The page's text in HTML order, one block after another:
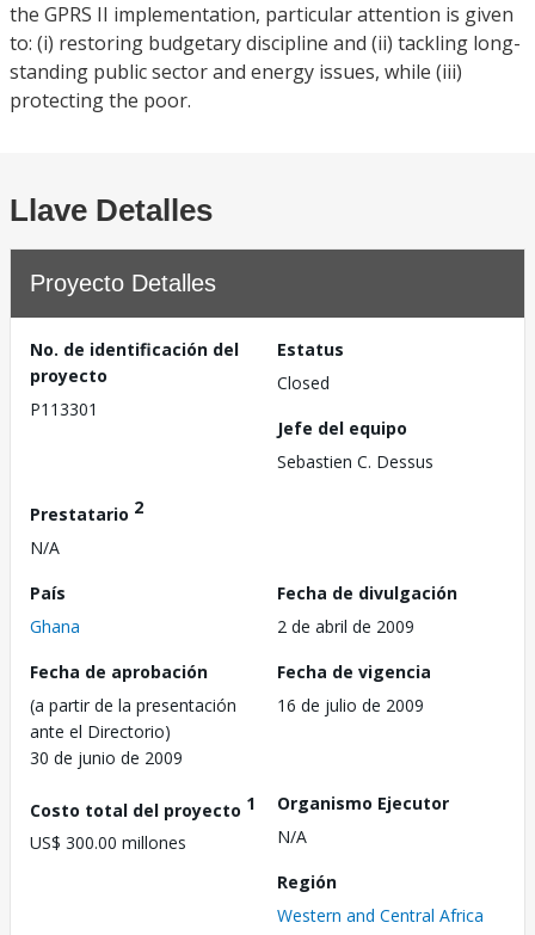
the GPRS II implementation, particular attention is given
to: (i) restoring budgetary discipline and (ii) tackling long-
standing public sector and energy issues, while (iii)
protecting the poor.
Llave Detalles
Proyecto Detalles
No. de identificación del
proyecto
P113301
Estatus
Closed
Jefe del equipo
Sebastien C. Dessus
Prestatario 2
N/A
País
Ghana
Fecha de divulgación
2 de abril de 2009
Fecha de aprobación
(a partir de la presentación
ante el Directorio)
30 de junio de 2009
Fecha de vigencia
16 de julio de 2009
Costo total del proyecto 1
US$ 300.00 millones
Organismo Ejecutor
N/A
Región
Western and Central Africa